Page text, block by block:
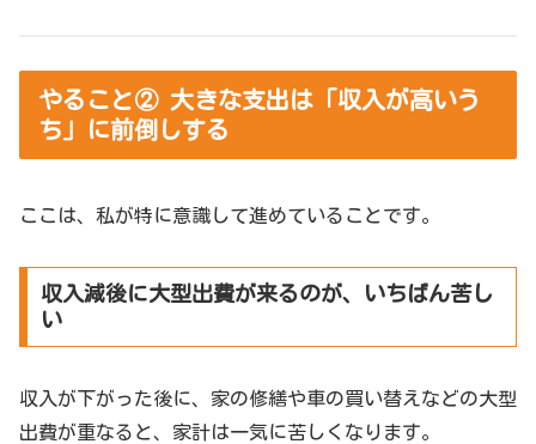
やること② 大きな支出は「収入が高いう
ち」に前倒しする
ここは、私が特に意識して進めていることです。
収入減後に大型出費が来るのが、いちばん苦し
い
収入が下がった後に、家の修繕や車の買い替えなどの大型
出費が重なると、家計は一気に苦しくなります。